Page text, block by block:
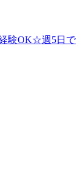
験OK☆週5日で